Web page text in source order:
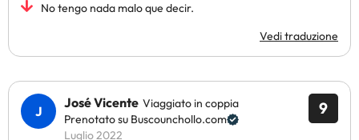
No tengo nada malo que decir.
Vedi traduzione
9
José Vicente Viaggiato in coppia
Prenotato su Buscounchollo.com
Luglio 2022